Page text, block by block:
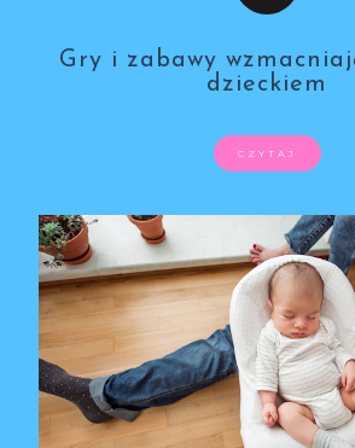
Gry i zabawy
dzieckiem
CZYTAJ